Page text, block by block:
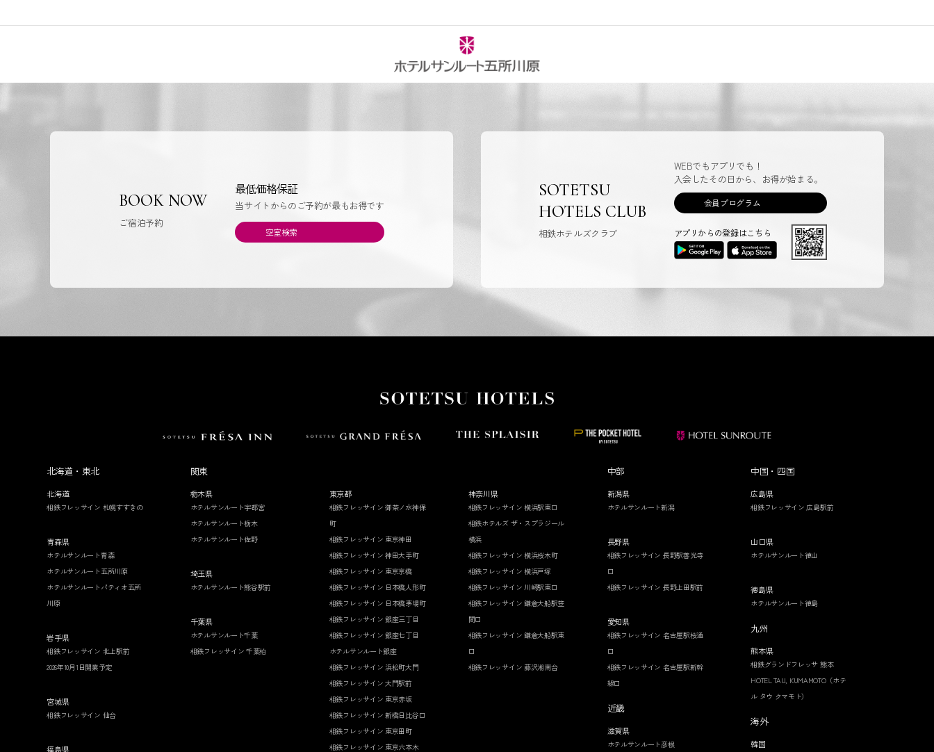
BOOK NOW
ご宿泊予約
最低価格保証
当サイトからのご予約が最もお得です
空室検索
SOTETSU
HOTELS CLUB
相鉄ホテルズクラブ
WEBでもアプリでも！
入会したその日から、お得が始まる。
会員プログラム
アプリからの登録はこちら
北海道・東北
北海道
相鉄フレッサイン 札幌すすきの
青森県
ホテルサンルート青森
ホテルサンルート五所川原
ホテルサンルートパティオ五所
川原
岩手県
相鉄フレッサイン 北上駅前
2026年10月1日開業予定
宮城県
相鉄フレッサイン 仙台
福島県
関東
栃木県
ホテルサンルート宇都宮
ホテルサンルート栃木
ホテルサンルート佐野
埼玉県
ホテルサンルート熊谷駅前
千葉県
ホテルサンルート千葉
相鉄フレッサイン 千葉柏
東京都
相鉄フレッサイン 御茶ノ水神保
町
相鉄フレッサイン 東京神田
相鉄フレッサイン 神田大手町
相鉄フレッサイン 東京京橋
相鉄フレッサイン 日本橋人形町
相鉄フレッサイン 日本橋茅場町
相鉄フレッサイン 銀座三丁目
相鉄フレッサイン 銀座七丁目
ホテルサンルート銀座
相鉄フレッサイン 浜松町大門
相鉄フレッサイン 大門駅前
相鉄フレッサイン 東京赤坂
相鉄フレッサイン 新橋日比谷口
相鉄フレッサイン 東京田町
相鉄フレッサイン 東京六本木
神奈川県
相鉄フレッサイン 横浜駅東口
相鉄ホテルズ ザ・スプラジール
横浜
相鉄フレッサイン 横浜桜木町
相鉄フレッサイン 横浜戸塚
相鉄フレッサイン 川崎駅東口
相鉄フレッサイン 鎌倉大船駅笠
間口
相鉄フレッサイン 鎌倉大船駅東
口
相鉄フレッサイン 藤沢湘南台
中部
新潟県
ホテルサンルート新潟
長野県
相鉄フレッサイン 長野駅善光寺
口
相鉄フレッサイン 長野上田駅前
愛知県
相鉄フレッサイン 名古屋駅桜通
口
相鉄フレッサイン 名古屋駅新幹
線口
近畿
滋賀県
ホテルサンルート彦根
中国・四国
広島県
相鉄フレッサイン 広島駅前
山口県
ホテルサンルート徳山
徳島県
ホテルサンルート徳島
九州
熊本県
相鉄グランドフレッサ 熊本
HOTEL TAU, KUMAMOTO（ホテ
ル タウ クマモト）
海外
韓国